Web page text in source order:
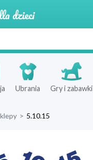
Produkty
Sklepy
Ubrania Gry i zabawki
> 5.10.15